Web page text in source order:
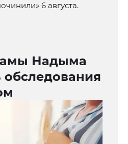
6 августа.
Надыма